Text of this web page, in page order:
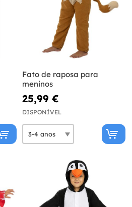
Fato de raposa para
meninos
25,99 €
DISPONÍVEL